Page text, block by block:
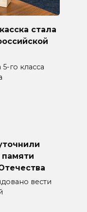
стала
го класса
вести